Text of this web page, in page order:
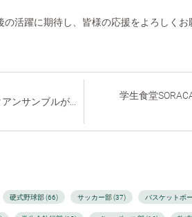
活躍に期待し、皆様の応援をよろしくお
ンサンブルが...
学生食堂
硬式野球部 (66) サッカー部 (37) バスケットボ